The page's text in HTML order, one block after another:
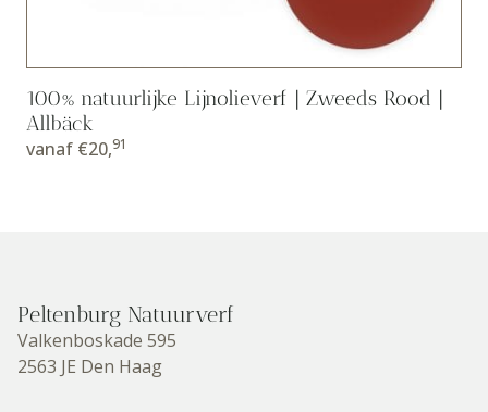
100% natuurlijke Lijnolieverf | Zweeds Rood |
Allbäck
vanaf €20,91
Peltenburg Natuurverf
Valkenboskade 595
2563 JE Den Haag